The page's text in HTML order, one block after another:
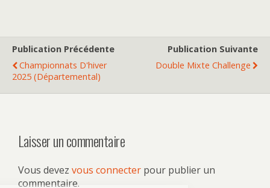
Publication Précédente
Championnats D'hiver
2025 (Départemental)
Publication Suivante
Double Mixte Challenge
Laisser un commentaire
Vous devez vous connecter pour publier un
commentaire.